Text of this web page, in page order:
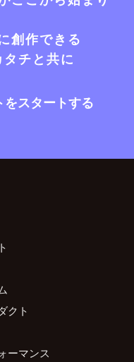
創作できる
チと共に
スタートする
クト
ーマンス